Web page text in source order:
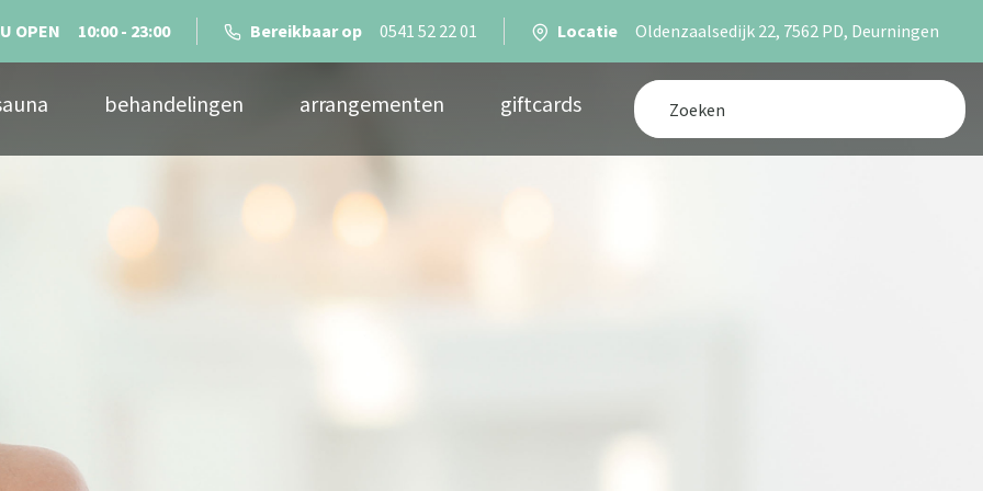
OPEN 10:00 - 23:00 Bereikbaar op 0541 52 22 01 Locatie Oldenzaalsedijk 22, 7562 PD, Deurningen
behandelingen arrangementen giftcards